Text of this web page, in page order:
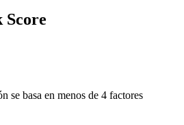
Score
se basa en menos de 4 factores